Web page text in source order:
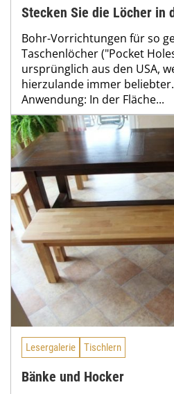
Stecken Sie die Löcher in
Bohr-Vorrichtungen für so
Taschenlöcher ("Pocket
ursprünglich aus den USA,
hierzulande immer
Anwendung: In der Fläche...
Lesergalerie Tischlern
Bänke und Hocker